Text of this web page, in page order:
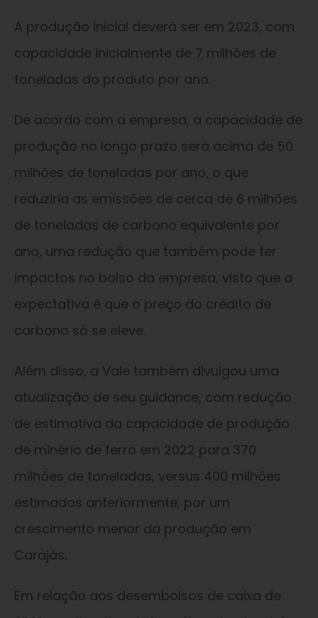
A produção inicial deverá ser em 2023, com
capacidade inicialmente de 7 milhões de
toneladas do produto por ano.
De acordo com a empresa, a capacidade de
produção no longo prazo será acima de 50
milhões de toneladas por ano, o que
reduziria as emissões de cerca de 6 milhões
de toneladas de carbono equivalente por
ano, uma redução que também pode ter
impactos no bolso da empresa, visto que a
expectativa é que o preço do crédito de
carbono só se eleve.
Além disso, a Vale também divulgou uma
atualização de seu guidance, com redução
de estimativa da capacidade de produção
de minério de ferro em 2022 para 370
milhões de toneladas, versus 400 milhões
estimados anteriormente, por um
crescimento menor da produção em
Carajás.
Em relação aos desembolsos de caixa de